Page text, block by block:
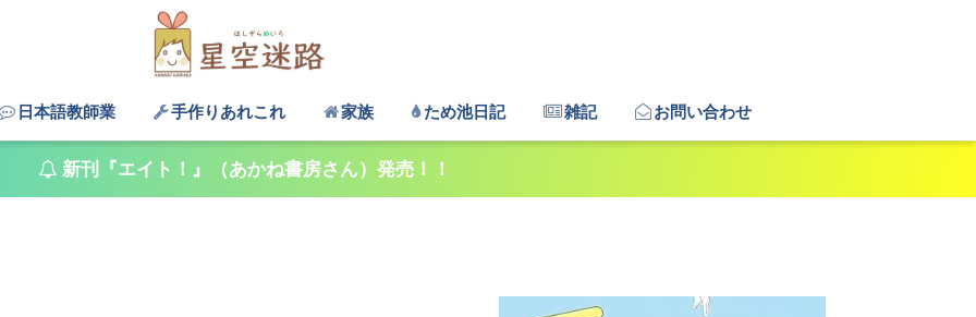
日本語教師業 手作りあれこれ 家族 ため池日記 雑記 お問い合わせ
新刊『エイト！』（あかね書房さん）発売！！